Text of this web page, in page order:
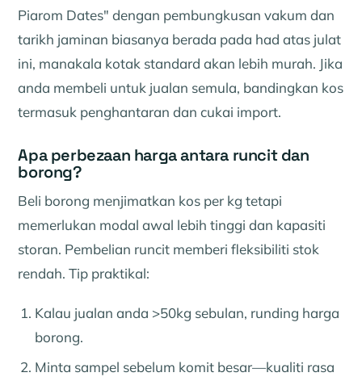
Piarom Dates" dengan pembungkusan vakum dan
tarikh jaminan biasanya berada pada had atas julat
ini, manakala kotak standard akan lebih murah. Jika
anda membeli untuk jualan semula, bandingkan kos
termasuk penghantaran dan cukai import.
Apa perbezaan harga antara runcit dan
borong?
Beli borong menjimatkan kos per kg tetapi
memerlukan modal awal lebih tinggi dan kapasiti
storan. Pembelian runcit memberi fleksibiliti stok
rendah. Tip praktikal:
Kalau jualan anda >50kg sebulan, runding harga
borong.
Minta sampel sebelum komit besar—kualiti rasa